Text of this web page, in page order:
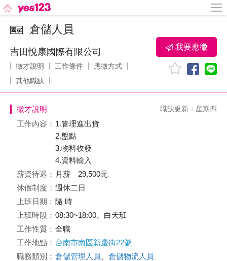
倉儲人員
吉田悅康國際有限公司
徵才說明 工作條件
應徵方式
其他職缺
我要應徵
徵才說明 職缺更新：星期四
工作內容： 1.管理進出貨
2.盤點
3.物料收發
4.資料輸入
薪資待遇： 月薪 29,500元
休假制度： 週休二日
上班日期： 隨 時
上班時段： 08:30~18:00、白天班
工作性質： 全職
工作地點： 台南市南區新慶街22號
職務類別： 倉儲管理人員
倉儲物流人員